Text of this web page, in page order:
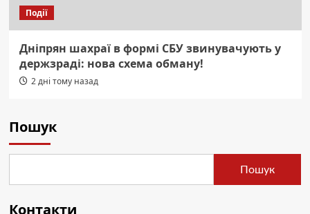
Події
Дніпрян шахраї в формі СБУ звинувачують у
держзраді: нова схема обману!
2 дні тому назад
Пошук
Пошук
Контакти